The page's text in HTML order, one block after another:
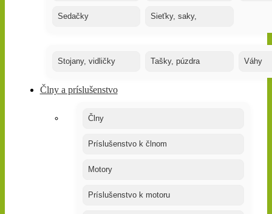
Sedačky Sieťky, saky,
Stojany, vidličky Tašky, púzdra Váhy
Člny a príslušenstvo
Člny
Príslušenstvo k člnom
Motory
Príslušenstvo k motoru